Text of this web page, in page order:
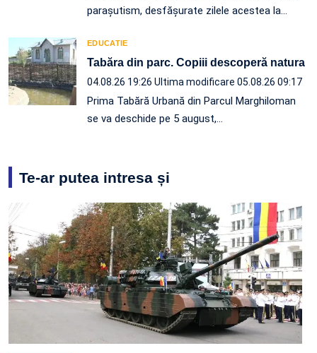
parașutism, desfășurate zilele acestea la…
EDUCATIE
Tabăra din parc. Copiii descoperă natura
04.08.26 19:26 Ultima modificare 05.08.26 09:17
Prima Tabără Urbană din Parcul Marghiloman
se va deschide pe 5 august,…
Te-ar putea intresa și